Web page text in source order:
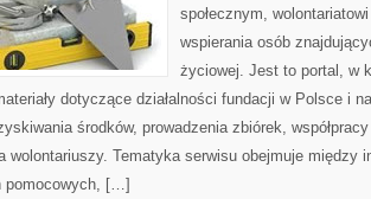
społecznym,
wspierania osób
życiowej. Jest to portal, w
dotyczące działalności fundacji w Polsce i
środków, prowadzenia zbiórek,
wolontariuszy. Tematyka serwisu obejmuje między
pomocowych, […]